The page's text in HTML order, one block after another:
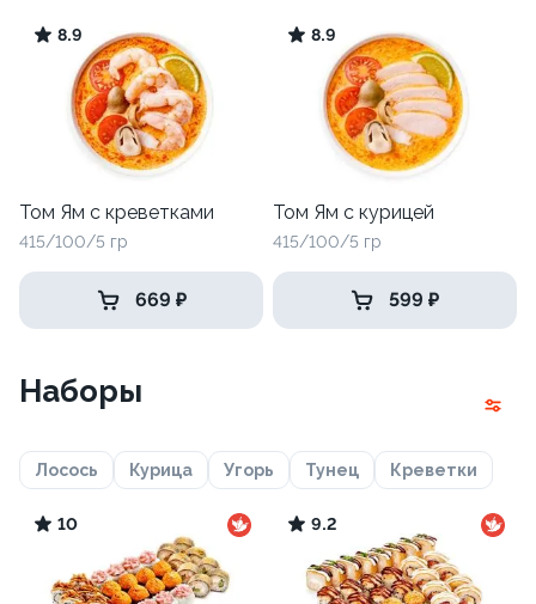
8.9
Том Ям с креветками
415/100/5 гр
669 ₽
8.9
Том Ям с курицей
415/100/5 гр
599 ₽
Наборы
Лосось Курица Угорь Тунец Креветки
10 9.2